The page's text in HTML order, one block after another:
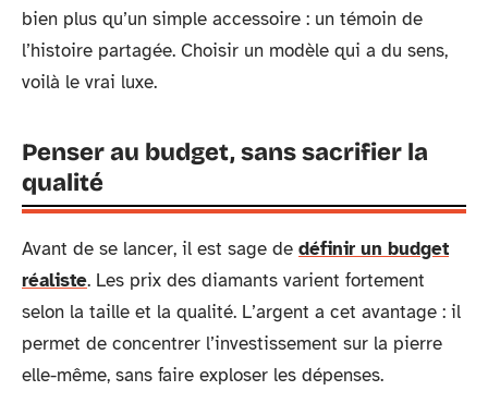
bien plus qu’un simple accessoire : un témoin de
l’histoire partagée. Choisir un modèle qui a du sens,
voilà le vrai luxe.
Penser au budget, sans sacrifier la
qualité
Avant de se lancer, il est sage de définir un budget
réaliste. Les prix des diamants varient fortement
selon la taille et la qualité. L’argent a cet avantage : il
permet de concentrer l’investissement sur la pierre
elle-même, sans faire exploser les dépenses.